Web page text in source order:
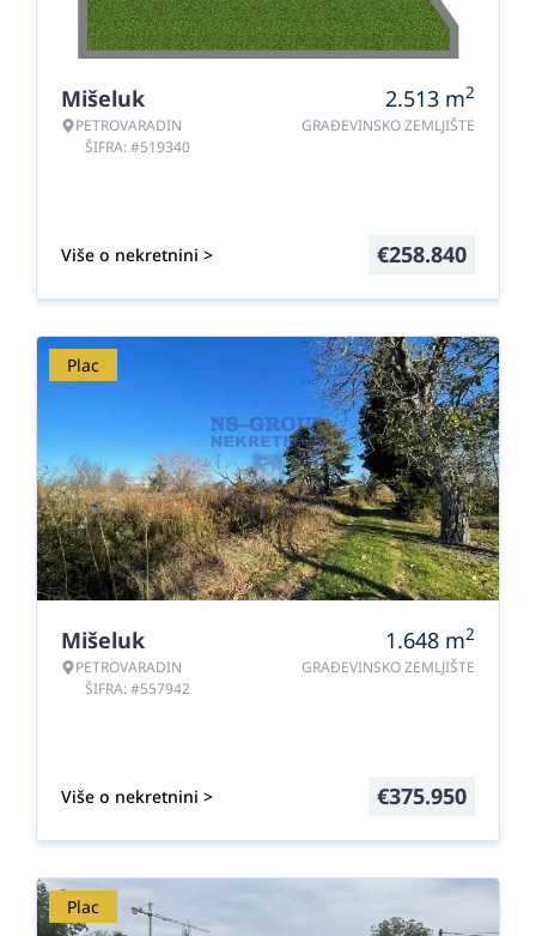
Mišeluk
PETROVARADIN
ŠIFRA: #519340
2.513 m2
GRAĐEVINSKO ZEMLJIŠTE
Više o nekretnini > €258.840
Plac
Mišeluk
PETROVARADIN
ŠIFRA: #557942
1.648 m2
GRAĐEVINSKO ZEMLJIŠTE
Više o nekretnini > €375.950
Plac